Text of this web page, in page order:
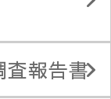
査報告書